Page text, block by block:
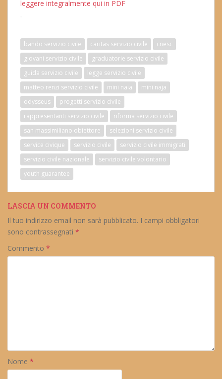
leggere integralmente qui in PDF
.
bando servizio civile caritas servizio civile
cnesc
giovani servizio civile
graduatorie servizio civile
guida servizio civile
legge servizio civile
matteo renzi servizio civile
mini naia
mini naja
odysseus
progetti servizio civile
rappresentanti servizio civile
riforma servizio civile
san massimiliano obiettore
selezioni servizio civile
service civique
servizio civile
servizio civile immigrati
servizio civile nazionale
servizio civile volontario
youth guarantee
LASCIA UN COMMENTO
Il tuo indirizzo email non sarà pubblicato. I campi obbligatori
sono contrassegnati *
Commento *
Nome *